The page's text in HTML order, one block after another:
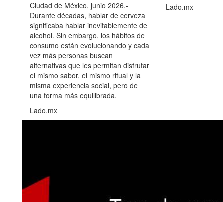
Ciudad de México, junio 2026.-
Durante décadas, hablar de cerveza
significaba hablar inevitablemente de
alcohol. Sin embargo, los hábitos de
consumo están evolucionando y cada
vez más personas buscan
alternativas que les permitan disfrutar
el mismo sabor, el mismo ritual y la
misma experiencia social, pero de
una forma más equilibrada.
Lado.mx
Lado.mx